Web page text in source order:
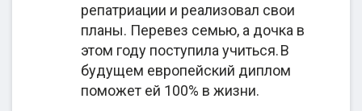
репатриации и реализовал свои
планы. Перевез семью, а дочка в
этом году поступила учиться. В
будущем европейский диплом
поможет ей 100% в жизни.